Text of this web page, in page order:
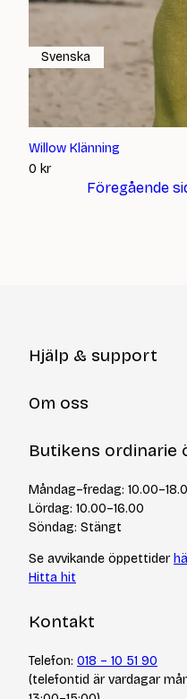
Willow Klänning
0 kr
Svenska
Föregående
Hjälp & support
Återköp via formulär
Frågor och svar
Cookiepolicy
Integritetspolicy
Om oss
Om Yllotyll
Kurser & events
Tips & tekniker
Varumärken
Jobba hos oss
Butikens ordinarie
Måndag–fredag:
Lördag: 10.00–16.00
Söndag: Stängt
Se avvikande öppettider
Hitta hit
Kontakt
Telefon: 018 – 10 51 90
(telefontid är vardagar